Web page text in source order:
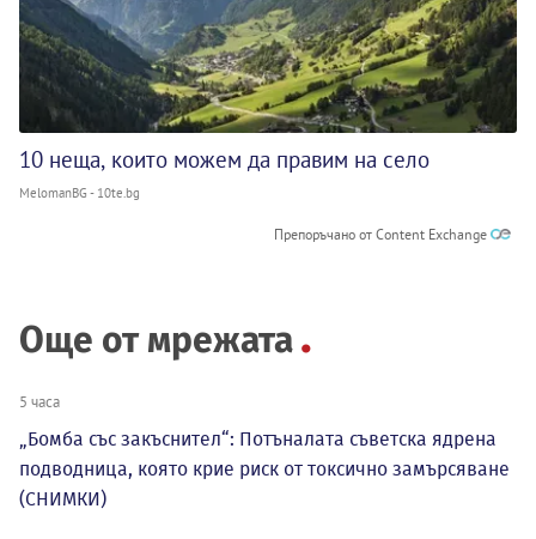
10 неща, които можем да правим на село
MelomanBG - 10te.bg
Препоръчано от Content Exchange
Още от мрежата
5 часа
„Бомба със закъснител“: Потъналата съветска ядрена
подводница, която крие риск от токсично замърсяване
(СНИМКИ)